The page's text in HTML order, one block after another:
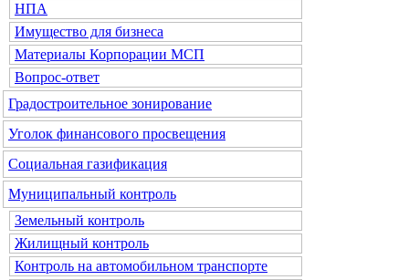
НПА
Имущество для бизнеса
Материалы Корпорации МСП
Вопрос-ответ
Градостроительное зонирование
Уголок финансового просвещения
Социальная газификация
Муниципальный контроль
Земельный контроль
Жилищный контроль
Контроль на автомобильном транспорте